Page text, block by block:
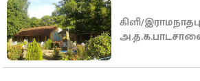
கிளி/